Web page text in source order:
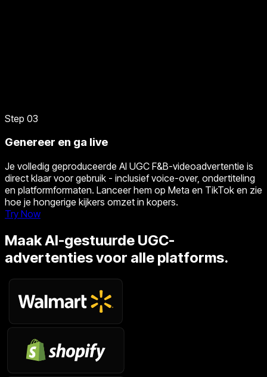
Step 03
Genereer en ga live
Je volledig geproduceerde AI UGC F&B-videoadvertentie is
direct klaar voor gebruik - inclusief voice-over, ondertiteling
en platformformaten. Lanceer hem op Meta en TikTok en zie
hoe je hongerige kijkers omzet in kopers.
Try Now
Maak AI-gestuurde UGC-
advertenties voor alle platforms.